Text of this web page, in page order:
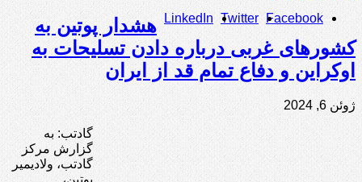
Facebook
Twitter
LinkedIn
هشدار پوتین به
کشورهای غربی درباره دادن تسلیحات به
اوکراین و دفاع تمام قد از ایران
ژوئن 6, 2024
گادتب: به
گزارش مرکز
گادتب، ولادیمیر